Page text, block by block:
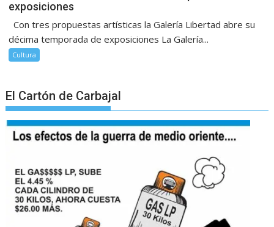
exposiciones
Con tres propuestas artísticas la Galería Libertad abre su
décima temporada de exposiciones La Galería...
Cultura
El Cartón de Carbajal